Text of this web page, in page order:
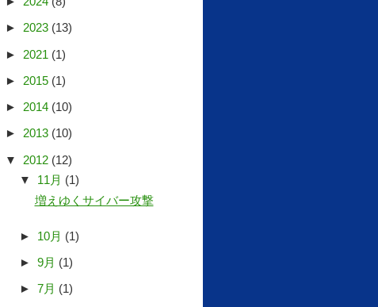
► 2023 (13)
► 2021 (1)
► 2015 (1)
► 2014 (10)
► 2013 (10)
▼ 2012 (12)
▼ 11月 (1)
増えゆくサイバー攻撃
► 10月 (1)
► 9月 (1)
► 7月 (1)